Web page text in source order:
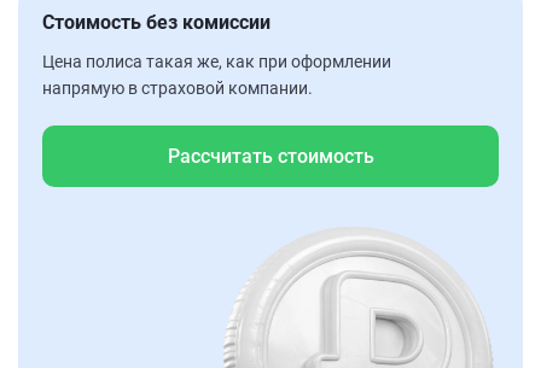
Стоимость без комиссии
Цена полиса такая же, как при оформлении
напрямую в страховой компании.
Рассчитать стоимость